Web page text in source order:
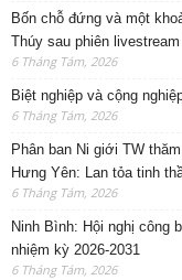
Bốn chỗ đứng và một
Thúy sau phiên
6 Tháng Tám, 2026
Biệt nghiệp và cộng
6 Tháng Tám, 2026
Phân ban Ni giới TW
Hưng Yên: Lan tỏa tinh
6 Tháng Tám, 2026
Ninh Bình: Hội nghị công
nhiệm kỳ 2026-2031
6 Tháng Tám, 2026